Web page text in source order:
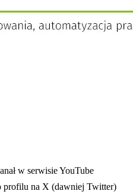
karcie
w serwisie YouTube
profilu na X (dawniej Twitter)